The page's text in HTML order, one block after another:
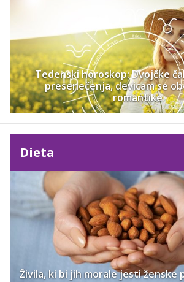
Tedenski horoskop: Dvojčke
presenečenja, devicam se
romantike
Dieta
Živila, ki bi jih morale jesti ženske